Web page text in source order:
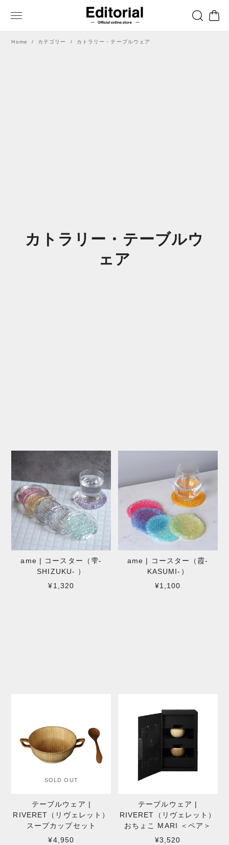
Home カテゴリー カトラリー・テーブルウェア
カトラリー・テーブルウ
ェア
ame | コースター（雫-
SHIZUKU- ）
¥1,320
ame | コースター（霞-
KASUMI-）
¥1,100
SOLD OUT
テーブルウェア |
RIVERET（リヴェレット）
スープカップセット
¥4,950
テーブルウェア |
RIVERET（リヴェレット）
おちょこ MARI ＜ペア＞
¥3,520